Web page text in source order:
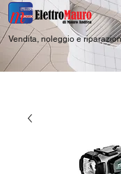
Vendita, noleggio e